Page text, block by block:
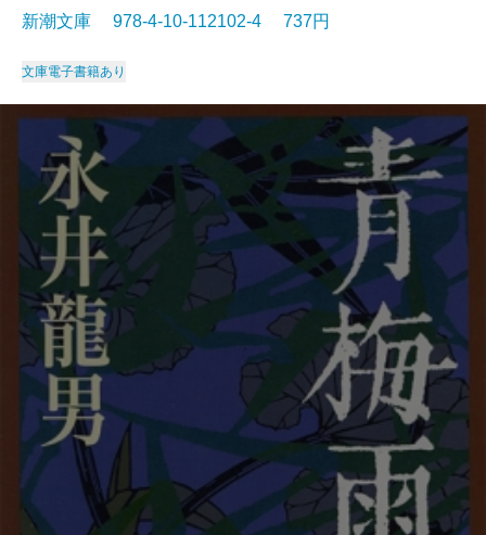
新潮文庫 978-4-10-112102-4 737円
文庫電子書籍あり